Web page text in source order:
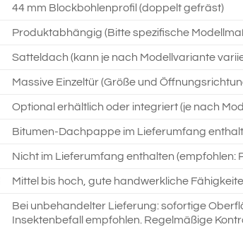
44 mm Blockbohlenprofil (doppelt gefräst)
Produktabhängig (Bitte spezifische
Satteldach (kann je nach Modellvariante
Massive Einzeltür (Größe und
Optional erhältlich oder integriert (je nach
Bitumen-Dachpappe im Lieferumfang
Nicht im Lieferumfang enthalten
Mittel bis hoch, gute handwerkliche
Bei unbehandelter Lieferung: sofortige
Insektenbefall empfohlen. Regelmäßige